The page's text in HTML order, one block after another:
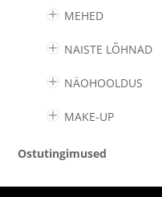
MEHED
NAISTE LÕHNAD
NÄOHOOLDUS
MAKE-UP
Ostutingimused